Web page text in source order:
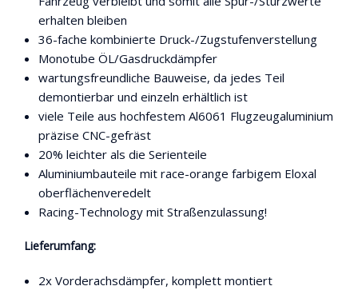
erhalten bleiben
36-fache kombinierte Druck-/Zugstufenverstellung
Monotube ÖL/Gasdruckdämpfer
wartungsfreundliche Bauweise, da jedes Teil
demontierbar und einzeln erhältlich ist
viele Teile aus hochfestem Al6061 Flugzeugaluminium
präzise CNC-gefräst
20% leichter als die Serienteile
Aluminiumbauteile mit race-orange farbigem Eloxal
oberflächenveredelt
Racing-Technology mit Straßenzulassung!
Lieferumfang:
2x Vorderachsdämpfer, komplett montiert